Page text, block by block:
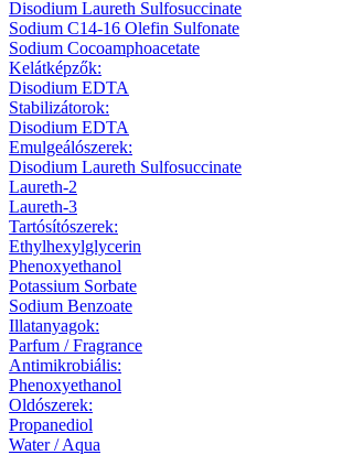
Disodium Laureth Sulfosuccinate
Sodium C14-16 Olefin Sulfonate
Sodium Cocoamphoacetate
Kelátképzők:
Disodium EDTA
Stabilizátorok:
Disodium EDTA
Emulgeálószerek:
Disodium Laureth Sulfosuccinate
Laureth-2
Laureth-3
Tartósítószerek:
Ethylhexylglycerin
Phenoxyethanol
Potassium Sorbate
Sodium Benzoate
Illatanyagok:
Parfum / Fragrance
Antimikrobiális:
Phenoxyethanol
Oldószerek:
Propanediol
Water / Aqua